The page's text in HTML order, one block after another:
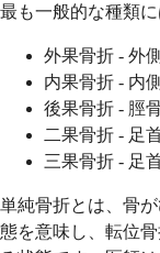
最も一般的な種類
外果骨折 - 外
内果骨折 - 内
後果骨折 - 脛
二果骨折 - 足
三果骨折 - 足
単純骨折とは、骨
態を意味し、転位